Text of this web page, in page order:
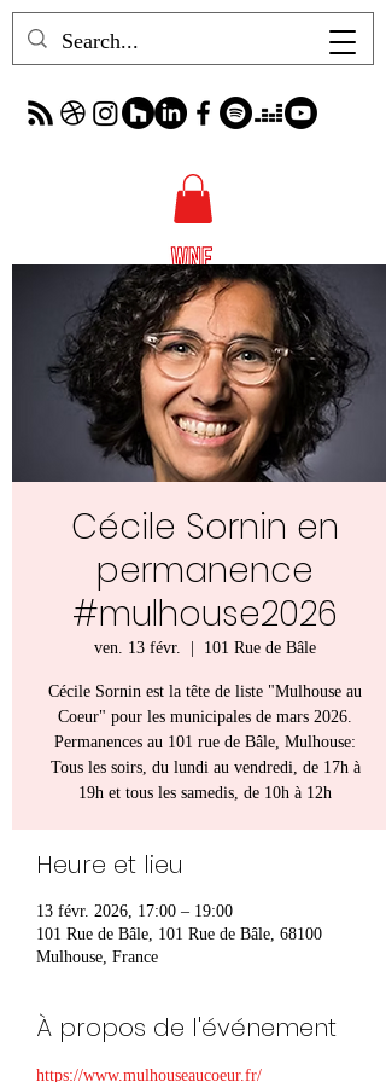
Cécile Sornin en
permanence
#mulhouse2026
ven. 13 févr.
  |
101 Rue de Bâle
Cécile Sornin est la tête de liste "Mulhouse au
Coeur" pour les municipales de mars 2026.
Permanences au 101 rue de Bâle, Mulhouse:
Tous les soirs, du lundi au vendredi, de 17h à
19h et tous les samedis, de 10h à 12h
Heure et lieu
13 févr. 2026, 17:00 – 19:00
101 Rue de Bâle, 101 Rue de Bâle, 68100
Mulhouse, France
À propos de l'événement
https://www.mulhouseaucoeur.fr/